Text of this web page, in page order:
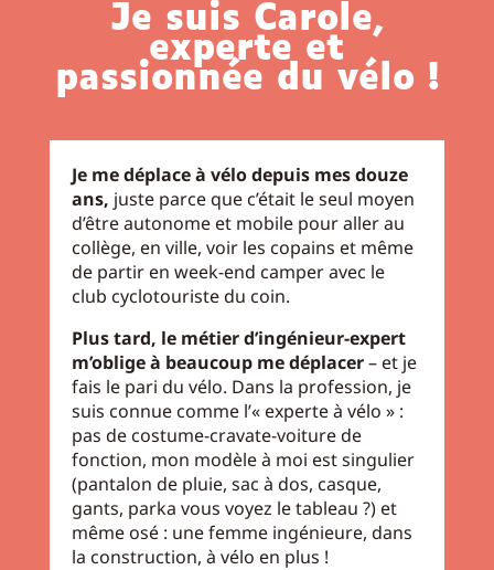
Je suis Carole,
experte et
passionnée du vélo !
Je me déplace à vélo depuis mes douze
ans, juste parce que c’était le seul moyen
d’être autonome et mobile pour aller au
collège, en ville, voir les copains et même
de partir en week-end camper avec le
club cyclotouriste du coin.
Plus tard, le métier d’ingénieur-expert
m’oblige à beaucoup me déplacer– et je
fais le pari du vélo. Dans la profession, je
suis connue comme l’« experte à vélo » :
pas de costume-cravate-voiture de
fonction, mon modèle à moi est singulier
(pantalon de pluie, sac à dos, casque,
gants, parka vous voyez le tableau ?) et
même osé : une femme ingénieure, dans
la construction, à vélo en plus !